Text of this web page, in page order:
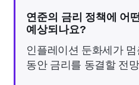
연준의 금리 정책에 어
예상되나요?
인플레이션 둔화세가
동안 금리를 동결할 전